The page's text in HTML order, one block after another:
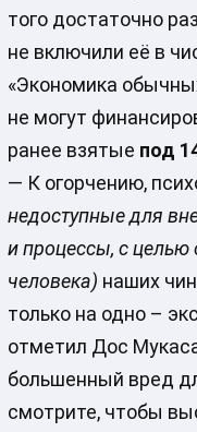
того достаточно
не включили её в
«Экономика
не могут
ранее взятые под
— К огорчению,
недоступные для
и процессы, с целью
человека) наших
только на одно –
отметил Дос
большенный вред
смотрите, чтобы